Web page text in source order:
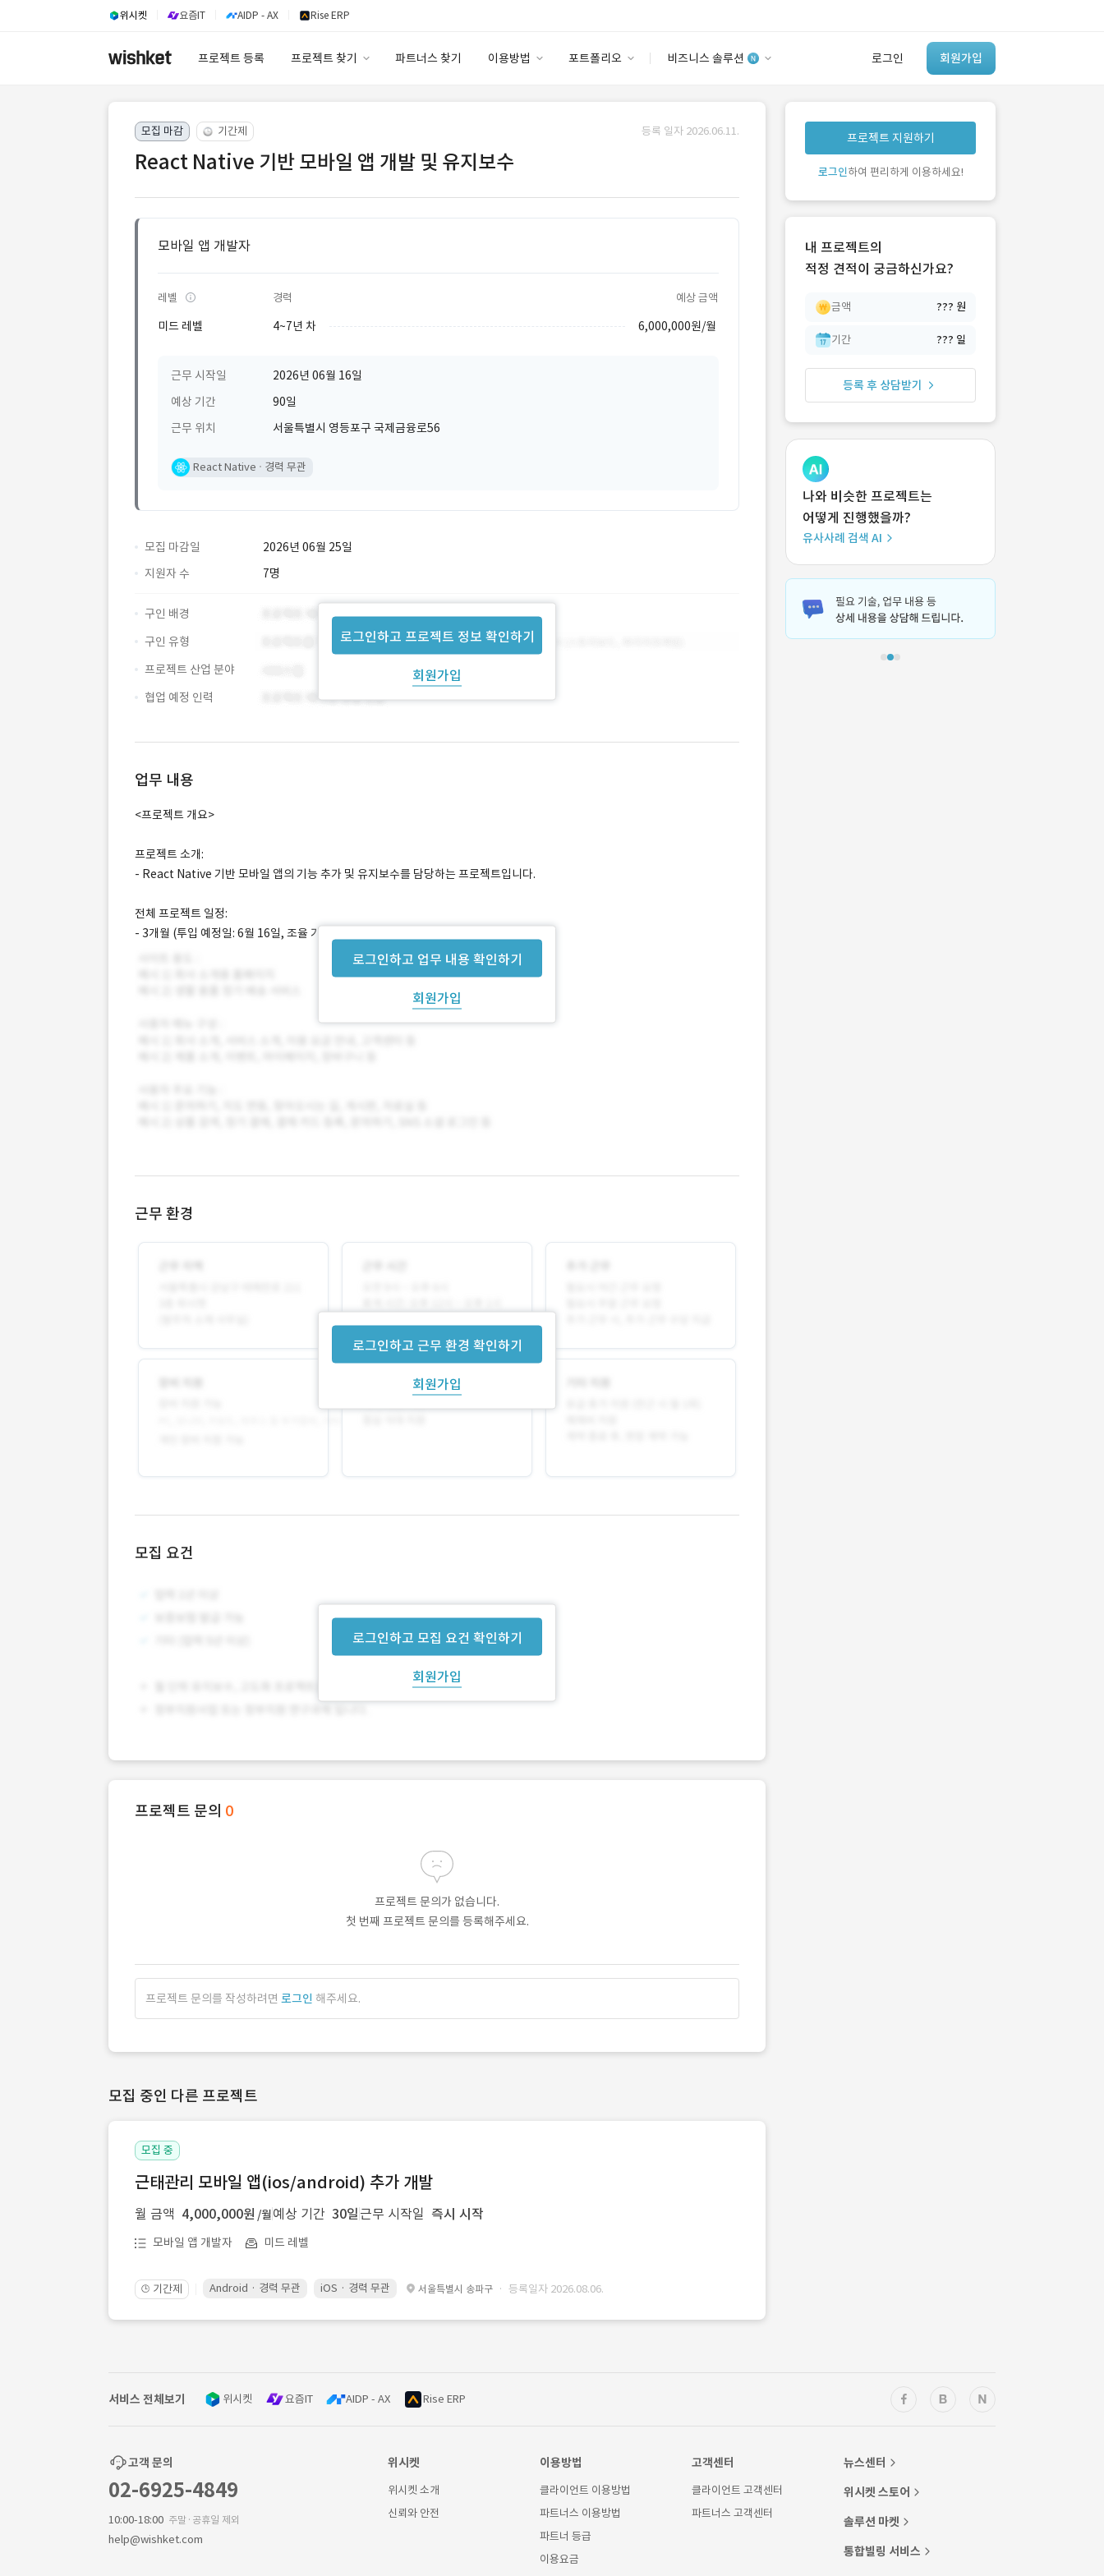
위시켓 요즘IT AIDP - AX Rise ERP
프로젝트 등록 프로젝트 찾기 파트너스 찾기 이용방법 포트폴리오 비즈니스 솔루션 로그인 회원가입
이용요금
고객센터
안심 코드 케어
유사사례 검색 AI
‘이런 거’ 만들어본
개발 회사 있어?
모집 마감 기간제 등록 일자 2026.06.11.
React Native 기반 모바일 앱 개발 및 유지보수
모바일 앱 개발자
레벨 경력 예상 금액
미드 레벨 4~7년 차 6,000,000원/월
근무 시작일
2026년 06월 16일
예상 기간
90일
근무 위치
서울특별시 영등포구 국제금융로56
React Native 경력 무관
모집 마감일
2026년 06월 25일
지원자 수
7명
로그인하고 프로젝트 정보 확인하기
회원가입
구인 배경
구인 유형
프로젝트 산업 분야
협업 예정 인력
업무 내용
로그인하고 업무 내용 확인하기
회원가입
<프로젝트 개요>
프로젝트 소개:
- React Native 기반 모바일 앱의 기능 추가 및 유지보수를 담당하는 프로젝트입니다.
전체 프로젝트 일정:
- 3개월 (투입 예정일: 6월 16일, 조율 가능)
근무 환경
로그인하고 근무 환경 확인하기
회원가입
모집 요건
로그인하고 모집 요건 확인하기
회원가입
프로젝트 문의 0
프로젝트 문의가 없습니다.
첫 번째 프로젝트 문의를 등록해주세요.
프로젝트 문의를 작성하려면 로그인 해주세요.
모집 중인 다른 프로젝트
모집 중
근태관리 모바일 앱(ios/android) 추가 개발
월 금액 4,000,000원 /월예상 기간 30일 근무 시작일 즉시 시작
모바일 앱 개발자 미드 레벨
🕒 기간제 Android · 경력 무관 iOS · 경력 무관 서울특별시 송파구 · 등록일자 2026.08.06.
프로젝트 지원하기
로그인하여 편리하게 이용하세요!
내 프로젝트의
적정 견적이 궁금하신가요?
금액 ??? 원
기간 ??? 일
등록 후 상담받기
나와 비슷한 프로젝트는
어떻게 진행했을까?
유사사례 검색 AI
서비스 전체보기 위시켓 요즘IT AIDP - AX Rise ERP
고객 문의
02-6925-4849
10:00-18:00 주말·공휴일 제외
help@wishket.com
위시켓
위시켓 소개
신뢰와 안전
이용방법
클라이언트 이용방법
파트너스 이용방법
파트너 등급
이용요금
고객센터
클라이언트 고객센터
파트너스 고객센터
뉴스센터
위시켓 스토어
솔루션 마켓
통합빌링 서비스